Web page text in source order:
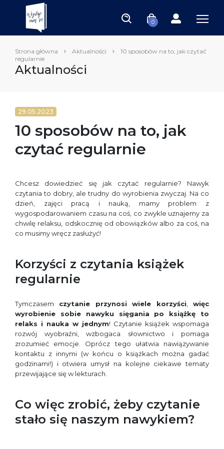
0
Strona główna Aktualności
10 sposobów na to, jak czytać
regularnie
Aktualności
29.05.2023
10 sposobów na to, jak
czytać regularnie
Chcesz dowiedzieć się jak czytać regularnie? Nawyk
czytania to dobry, ale trudny do wyrobienia zwyczaj. Na co
dzień, zajęci pracą i nauką, mamy problem z
wygospodarowaniem czasu na coś, co zwykle uznajemy za
chwilę relaksu, odskocznię od obowiązków albo za coś, na
co musimy wręcz zasłużyć!
Korzyści z czytania książek
regularnie
Tymczasem czytanie przynosi wiele korzyści ,więc
wyrobienie sobie nawyku sięgania po książkę to
relaks i nauka w jednym! Czytanie książek wspomaga
rozwój wyobraźni, wzbogaca słownictwo i pomaga
zrozumieć emocje. Oprócz tego ułatwia nawiązywanie
kontaktu z innymi (w końcu o książkach można gadać
godzinami!) i otwiera umysł na kolejne ciekawe tematy
przewijające się w lekturach.
Co więc zrobić, żeby czytanie
stało się naszym nawykiem?